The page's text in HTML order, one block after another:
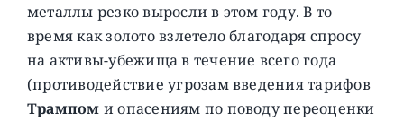
металлы резко выросли в этом году. В то
время как золото взлетело благодаря спросу
на активы-убежища в течение всего года
(противодействие угрозам введения тарифов
Трампом и опасениям по поводу переоценки